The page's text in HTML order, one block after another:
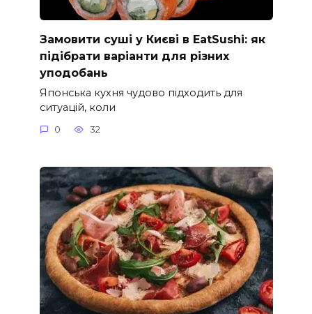
Замовити суші у Києві в EatSushi: як
підібрати варіанти для різних
уподобань
Японська кухня чудово підходить для
ситуацій, коли
0 32